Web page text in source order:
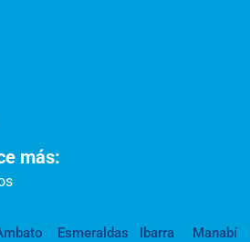
más:
Esmeraldas Ibarra
Manabí